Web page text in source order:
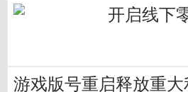
开启线下
游戏版号重启释放重